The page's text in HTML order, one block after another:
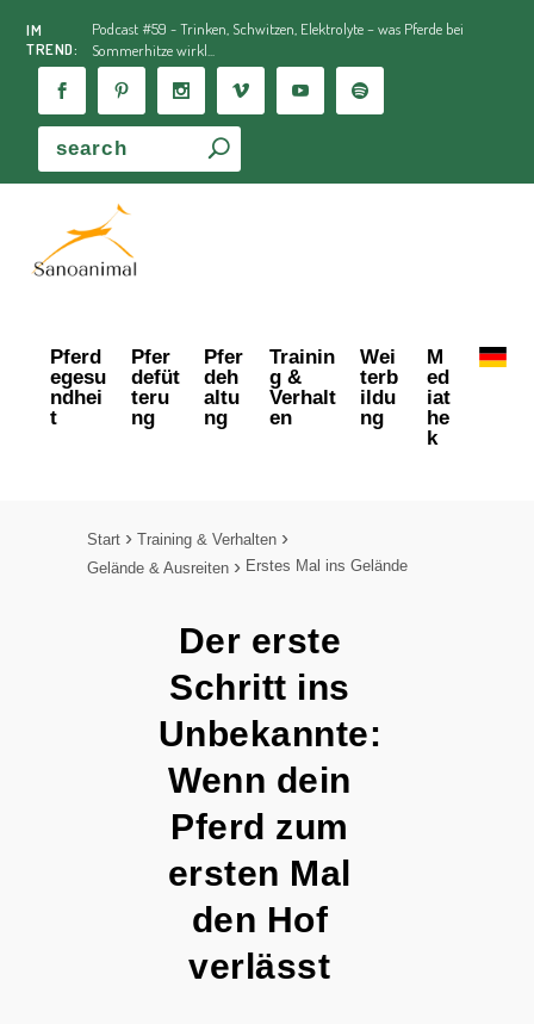
IM
TREND:
Podcast #59 - Trinken, Schwitzen, Elektrolyte – was Pferde bei
Sommerhitze wirkl...
Pferd
egesu
ndhei
t
Pfer
defüt
teru
ng
Pfer
deh
altu
ng
Trainin
g &
Verhalt
en
Wei
terb
ildu
ng
M
ed
iat
he
k
Start
Training & Verhalten
Gelände & Ausreiten
Erstes Mal ins Gelände
Der erste
Schritt ins
Unbekannte:
Wenn dein
Pferd zum
ersten Mal
den Hof
verlässt